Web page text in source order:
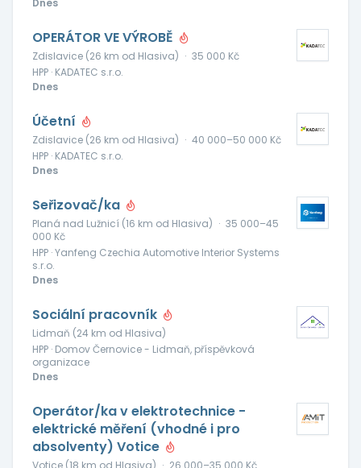
Dnes
OPERÁTOR VE VÝROBĚ
Zdislavice (26 km od Hlasiva) · 35 000 Kč
HPP · KADATEC s.r.o.
Dnes
Účetní
Zdislavice (26 km od Hlasiva) · 40 000–50 000 Kč
HPP · KADATEC s.r.o.
Dnes
Seřizovač/ka
Planá nad Lužnicí (16 km od Hlasiva) · 35 000–45
000 Kč
HPP · Yanfeng Czechia Automotive Interior Systems
s.r.o.
Dnes
Sociální pracovník
Lidmaň (24 km od Hlasiva)
HPP · Domov Černovice - Lidmaň, příspěvková
organizace
Dnes
Operátor/ka v elektrotechnice -
elektrické měření (vhodné i pro
absolventy) Votice
Votice (18 km od Hlasiva) · 26 000–35 000 Kč